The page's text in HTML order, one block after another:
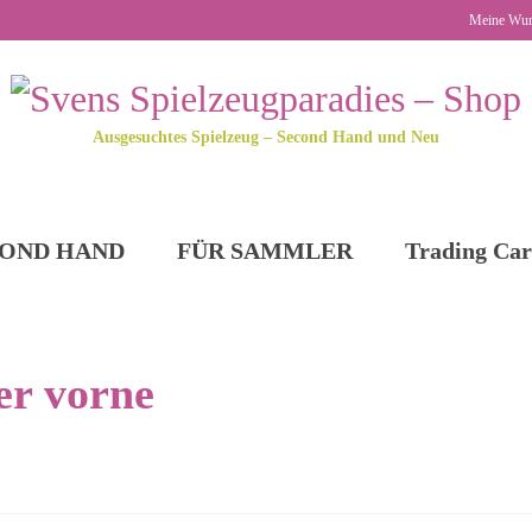
Meine
Ausgesuchtes Spielzeug – Second Hand und Neu
HAND FÜR SAMMLER Trading
vorne